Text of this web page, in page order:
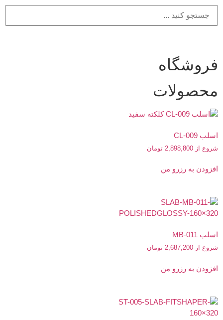
فروشگاه
محصولات
اسلب CL-009
شروع از 2,898,800 تومان
افزودن به رزرو من
اسلب MB-011
شروع از 2,687,200 تومان
افزودن به رزرو من